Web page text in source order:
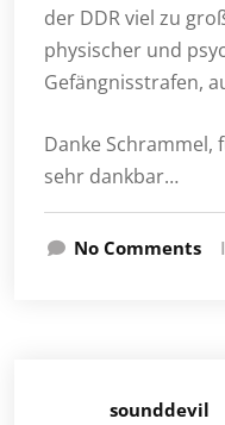
der DDR viel zu
physischer und
Gefängnisstrafen,
Danke Schrammel,
sehr dankbar…
No Comments
sounddevil